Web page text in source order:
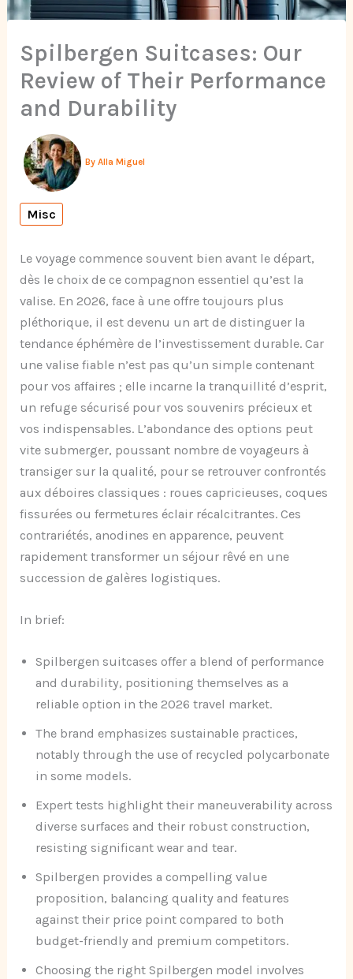
Spilbergen Suitcases: Our
Review of Their Performance
and Durability
ByAlla Miguel
Misc
Le voyage commence souvent bien avant le départ,
dès le choix de ce compagnon essentiel qu’est la
valise. En 2026, face à une offre toujours plus
pléthorique, il est devenu un art de distinguer la
tendance éphémère de l’investissement durable. Car
une valise fiable n’est pas qu’un simple contenant
pour vos affaires ; elle incarne la tranquillité d’esprit,
un refuge sécurisé pour vos souvenirs précieux et
vos indispensables. L’abondance des options peut
vite submerger, poussant nombre de voyageurs à
transiger sur la qualité, pour se retrouver confrontés
aux déboires classiques : roues capricieuses, coques
fissurées ou fermetures éclair récalcitrantes. Ces
contrariétés, anodines en apparence, peuvent
rapidement transformer un séjour rêvé en une
succession de galères logistiques.
In brief:
Spilbergen suitcases offer a blend of performance
and durability, positioning themselves as a
reliable option in the 2026 travel market.
The brand emphasizes sustainable practices,
notably through the use of recycled polycarbonate
in some models.
Expert tests highlight their maneuverability across
diverse surfaces and their robust construction,
resisting significant wear and tear.
Spilbergen provides a compelling value
proposition, balancing quality and features
against their price point compared to both
budget-friendly and premium competitors.
Choosing the right Spilbergen model involves